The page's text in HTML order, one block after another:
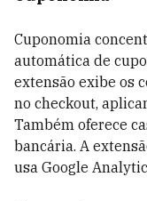
Cuponomia
automática de
extensão exibe os
no checkout,
Também oferece
bancária. A
usa Google